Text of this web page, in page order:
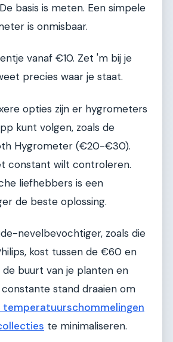
basis is meten. Een simpele
is onmisbaar.
vanaf €10. Zet 'm bij je
precies waar je staat.
opties zijn er hygrometers
kunt volgen, zoals de
Hygrometer (€20-€30).
constant wilt controleren.
liefhebbers is een
de beste oplossing.
nevelbevochtiger, zoals die
kost tussen de €60 en
de buurt van je planten en
stand draaien om
temperatuurschommelingen
te minimaliseren.